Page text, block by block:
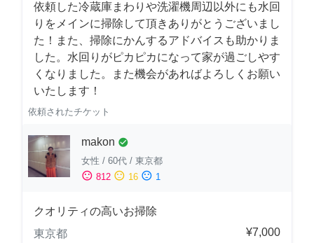
依頼した冷蔵庫まわりや洗濯機周辺以外にも水回
りをメインに掃除して頂きありがとうございまし
た！また、掃除にかんするアドバイスも助かりま
した。水回りがピカピカになって家が過ごしやす
くなりました。また機会があればよろしくお願い
いたします！
依頼されたチケット
makon check_circle
女性 / 60代 / 東京都
sentiment_satisfied 812 sentiment_neutral 16 sentiment_dissatisfied 1
クオリティの高いお掃除
東京都
¥7,000